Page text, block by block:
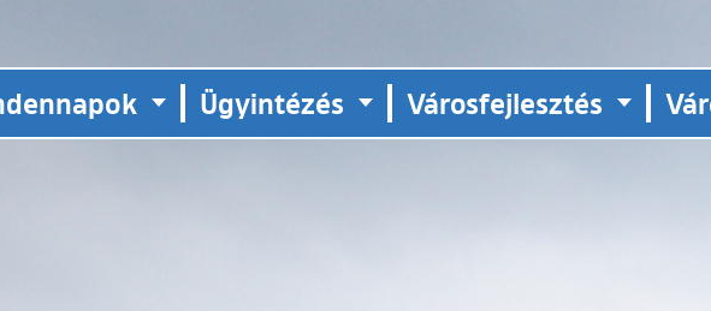
Ügyintézés Városfejlesztés